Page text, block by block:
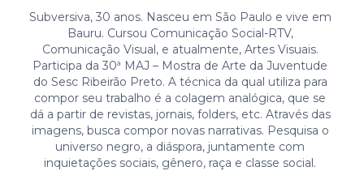
Subversiva, 30 anos. Nasceu em São Paulo e vive em
Bauru. Cursou Comunicação Social-RTV,
Comunicação Visual, e atualmente, Artes Visuais.
Participa da 30ª MAJ – Mostra de Arte da Juventude
do Sesc Ribeirão Preto. A técnica da qual utiliza para
compor seu trabalho é a colagem analógica, que se
dá a partir de revistas, jornais, folders, etc. Através das
imagens, busca compor novas narrativas. Pesquisa o
universo negro, a diáspora, juntamente com
inquietações sociais, gênero, raça e classe social.